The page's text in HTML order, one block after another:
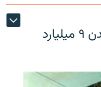
بانک مرکزی ایران گم شدن ۹ میلیارد